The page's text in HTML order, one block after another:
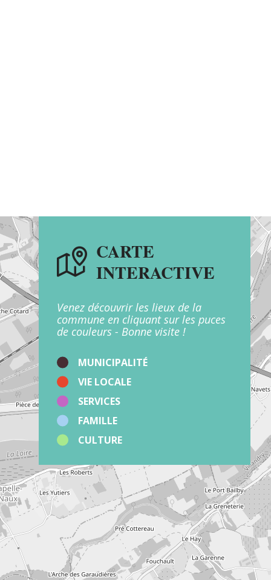
CARTE
INTERACTIVE
Venez découvrir les lieux de la
commune en cliquant sur les puces
de couleurs - Bonne visite !
MUNICIPALITÉ
VIE LOCALE
SERVICES
FAMILLE
CULTURE